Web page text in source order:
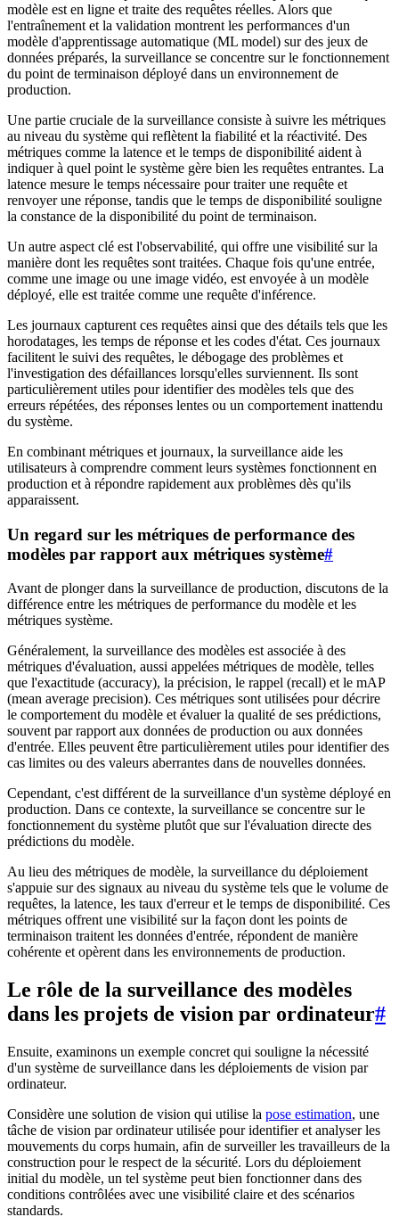
modèle est en ligne et traite des requêtes réelles. Alors que
l'entraînement et la validation montrent les performances d'un
modèle d'apprentissage automatique (ML model) sur des jeux de
données préparés, la surveillance se concentre sur le fonctionnement
du point de terminaison déployé dans un environnement de
production.
Une partie cruciale de la surveillance consiste à suivre les métriques
au niveau du système qui reflètent la fiabilité et la réactivité. Des
métriques comme la latence et le temps de disponibilité aident à
indiquer à quel point le système gère bien les requêtes entrantes. La
latence mesure le temps nécessaire pour traiter une requête et
renvoyer une réponse, tandis que le temps de disponibilité souligne
la constance de la disponibilité du point de terminaison.
Un autre aspect clé est l'observabilité, qui offre une visibilité sur la
manière dont les requêtes sont traitées. Chaque fois qu'une entrée,
comme une image ou une image vidéo, est envoyée à un modèle
déployé, elle est traitée comme une requête d'inférence.
Les journaux capturent ces requêtes ainsi que des détails tels que les
horodatages, les temps de réponse et les codes d'état. Ces journaux
facilitent le suivi des requêtes, le débogage des problèmes et
l'investigation des défaillances lorsqu'elles surviennent. Ils sont
particulièrement utiles pour identifier des modèles tels que des
erreurs répétées, des réponses lentes ou un comportement inattendu
du système.
En combinant métriques et journaux, la surveillance aide les
utilisateurs à comprendre comment leurs systèmes fonctionnent en
production et à répondre rapidement aux problèmes dès qu'ils
apparaissent.
Un regard sur les métriques de performance des
modèles par rapport aux métriques système#
Avant de plonger dans la surveillance de production, discutons de la
différence entre les métriques de performance du modèle et les
métriques système.
Généralement, la surveillance des modèles est associée à des
métriques d'évaluation, aussi appelées métriques de modèle, telles
que l'exactitude (accuracy), la précision, le rappel (recall) et le mAP
(mean average precision). Ces métriques sont utilisées pour décrire
le comportement du modèle et évaluer la qualité de ses prédictions,
souvent par rapport aux données de production ou aux données
d'entrée. Elles peuvent être particulièrement utiles pour identifier des
cas limites ou des valeurs aberrantes dans de nouvelles données.
Cependant, c'est différent de la surveillance d'un système déployé en
production. Dans ce contexte, la surveillance se concentre sur le
fonctionnement du système plutôt que sur l'évaluation directe des
prédictions du modèle.
Au lieu des métriques de modèle, la surveillance du déploiement
s'appuie sur des signaux au niveau du système tels que le volume de
requêtes, la latence, les taux d'erreur et le temps de disponibilité. Ces
métriques offrent une visibilité sur la façon dont les points de
terminaison traitent les données d'entrée, répondent de manière
cohérente et opèrent dans les environnements de production.
Le rôle de la surveillance des modèles
dans les projets de vision par ordinateur#
Ensuite, examinons un exemple concret qui souligne la nécessité
d'un système de surveillance dans les déploiements de vision par
ordinateur.
Considère une solution de vision qui utilise la pose estimation, une
tâche de vision par ordinateur utilisée pour identifier et analyser les
mouvements du corps humain, afin de surveiller les travailleurs de la
construction pour le respect de la sécurité. Lors du déploiement
initial du modèle, un tel système peut bien fonctionner dans des
conditions contrôlées avec une visibilité claire et des scénarios
standards.